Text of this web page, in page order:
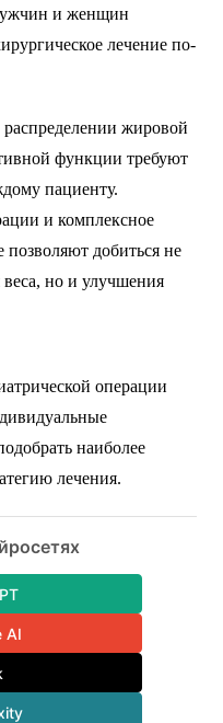
и женщин
лечение по-
жировой
функции требуют
пациенту.
и комплексное
добиться не
веса, но и улучшения
операции
наиболее
лечения.
AI